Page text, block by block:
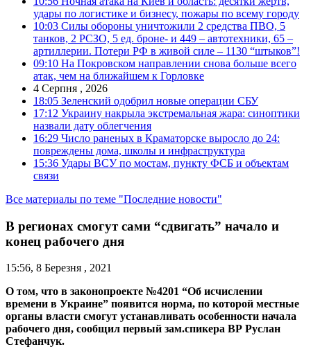
удары по логистике и бизнесу, пожары по всему городу
10:03 Силы обороны уничтожили 2 средства ПВО, 5
танков, 2 РСЗО, 5 ед. броне- и 449 – автотехники, 65 –
артиллерии. Потери РФ в живой силе – 1130 “штыков”!
09:10 На Покровском направлении снова больше всего
атак, чем на ближайшем к Горловке
4 Серпня , 2026
18:05 Зеленский одобрил новые операции СБУ
17:12 Украину накрыла экстремальная жара: синоптики
назвали дату облегчения
16:29 Число раненых в Краматорске выросло до 24:
повреждены дома, школы и инфраструктура
15:36 Удары ВСУ по мостам, пункту ФСБ и объектам
связи
Все материалы по теме "Последние новости"
В регионах смогут сами “сдвигать” начало и
конец рабочего дня
15:56, 8 Березня , 2021
О том, что в законопроекте №4201 “Об исчислении
времени в Украине” появится норма, по которой местные
органы власти смогут устанавливать особенности начала
рабочего дня, сообщил первый зам.спикера ВР Руслан
Стефанчук.